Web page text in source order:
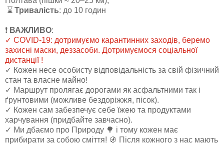
⌛ Тривалість: до 10 годин
❗️ ВАЖЛИВО:
✓ COVID-19: дотримуємо карантинних заходів, беремо
захисні маски, деззасоби. Дотримуємося соціальної
дистанції !
✓ Кожен несе особисту відповідальність за свій фізичний
стан та власне майно!
✓ Маршрут пролягає дорогами як асфальтними так і
ґрунтовими (можливе бездоріжжя, пісок).
✓ Кожен сам забезпечує себе їжею та продуктами
харчування (придбайте завчасно).
✓ Ми дбаємо про Природу 🌳 і тому кожен має
прибирати за собою сміття! 🚯 Після кожного з нас мають